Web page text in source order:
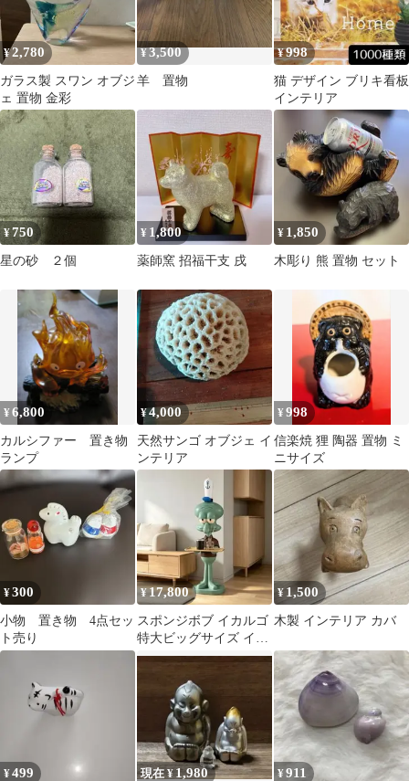
¥2,780
ガラス製 スワン オブジ
ェ 置物 金彩
¥3,500
羊 置物
¥998
猫 デザイン ブリキ看板
インテリア
¥750
星の砂 ２個
¥ 1,800
薬師窯 招福干支 戌
¥ 1,850
木彫り 熊 置物 セット
¥6,800
カルシファー 置き物
ランプ
¥4,000
天然サンゴ オブジェ イ
ンテリア
¥998
信楽焼 狸 陶器 置物 ミ
ニサイズ
¥300
小物 置き物 4点セッ
ト売り
¥17,800
スポンジボブ イカルゴ
特大ビッグサイズ イン
テリア フィギュア置物
¥ 1,500
木製 インテリア カバ
¥499 現在 ¥ 1,980 ¥911